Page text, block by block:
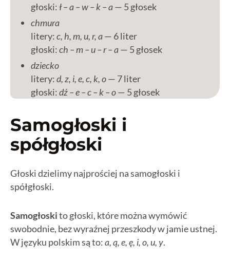
głoski:ł – a – w – k – a— 5 głosek
chmura
litery:c, h, m, u, r, a— 6 liter
głoski:ch – m – u – r – a— 5 głosek
dziecko
litery:d, z, i, e, c, k, o— 7 liter
głoski:dź – e – c – k – o— 5 głosek
Samogłoski i
spółgłoski
Głoski dzielimy najprościej na samogłoski i
spółgłoski.
Samogłoskito głoski, które można wymówić
swobodnie, bez wyraźnej przeszkody w jamie ustnej.
W języku polskim są to:a, ą, e, ę, i, o, u, y.